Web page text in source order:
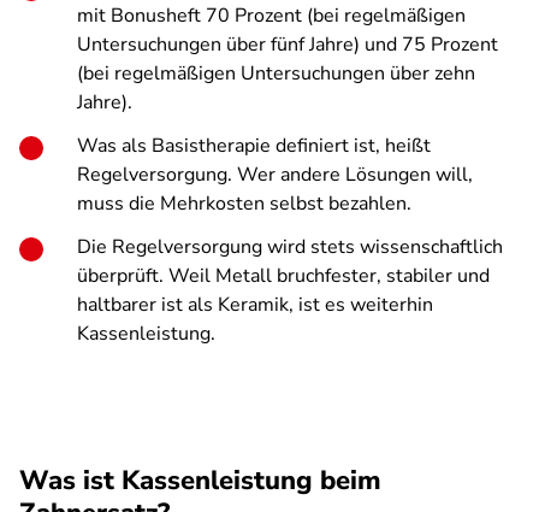
mit Bonusheft 70 Prozent (bei regelmäßigen
Untersuchungen über fünf Jahre) und 75 Prozent
(bei regelmäßigen Untersuchungen über zehn
Jahre).
Was als Basistherapie definiert ist, heißt
Regelversorgung. Wer andere Lösungen will,
muss die Mehrkosten selbst bezahlen.
Die Regelversorgung wird stets wissenschaftlich
überprüft. Weil Metall bruchfester, stabiler und
haltbarer ist als Keramik, ist es weiterhin
Kassenleistung.
Was ist Kassenleistung beim